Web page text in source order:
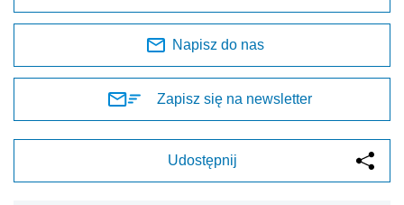
Napisz do nas
Zapisz się na newsletter
Udostępnij